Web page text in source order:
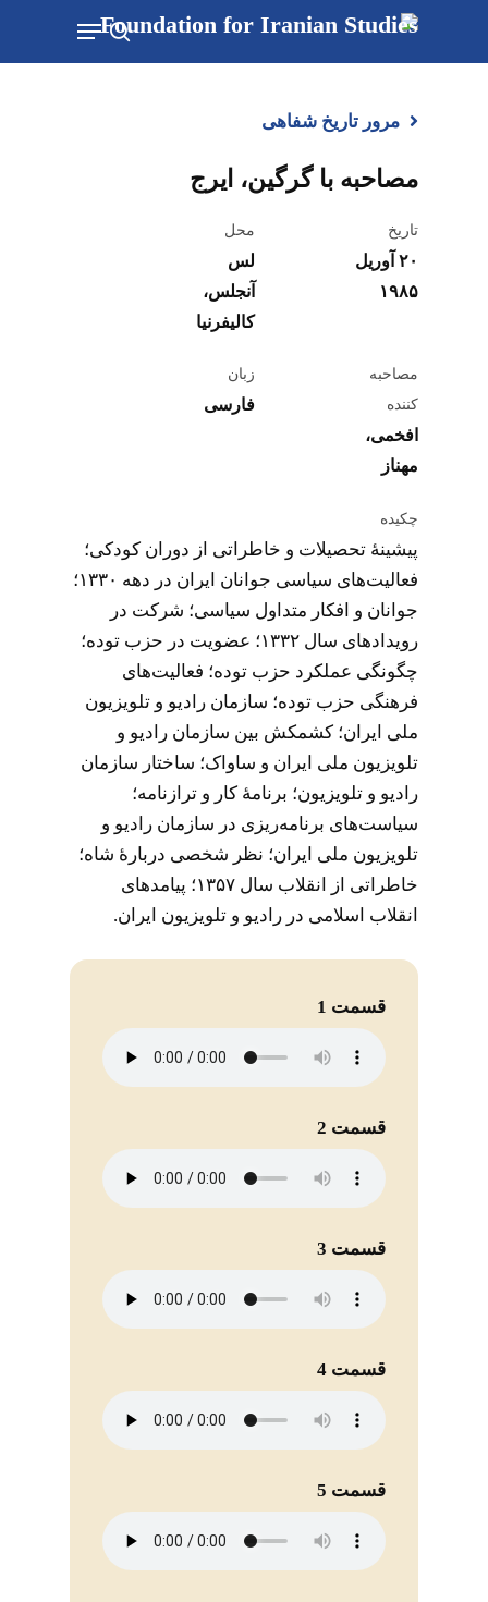
جستجو
Menu
مرور تاریخ شفاهی
مصاحبه با گرگین، ایرج
تاریخ
۲۰ آوریل
۱۹۸۵
محل
لس
آنجلس،
کالیفرنیا
مصاحبه
کننده
افخمی،
مهناز
زبان
فارسی
چکیده
پیشینۀ تحصیلات و خاطراتی از دوران کودکی؛
فعالیت‌های سیاسی جوانان ایران در دهه ۱۳۳۰‌؛
جوانان و افکار متداول سیاسی‌؛ شرکت در
رویدادهای سال ۱۳۳۲‌؛ عضویت در حزب توده‌؛
چگونگی عملکرد حزب توده‌؛ فعالیت‌های
فرهنگی حزب توده‌؛ سازمان رادیو و تلویزیون
ملی ایران‌‌؛ کشمکش بین سازمان رادیو و
تلویزیون ملی ایران‌ و ساواک‌؛ ساختار سازمان
رادیو و تلویزیون‌؛ برنامۀ کار و ترازنامه‌؛
سیاست‌های برنامه‌ریزی در سازمان رادیو و
تلویزیون ملی ایران‌‌؛ نظر شخصی دربارۀ شاه‌؛
خاطراتی از انقلاب سال ۱۳۵۷‌؛ پیامدهای
انقلاب اسلامی در رادیو و تلویزیون ایران.‌
قسمت 1
قسمت 2
قسمت 3
قسمت 4
قسمت 5